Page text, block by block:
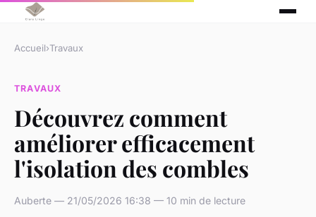
Accueil›Travaux
TRAVAUX
Découvrez comment
améliorer efficacement
l'isolation des combles
Auberte — 21/05/2026 16:38 — 10 min de lecture